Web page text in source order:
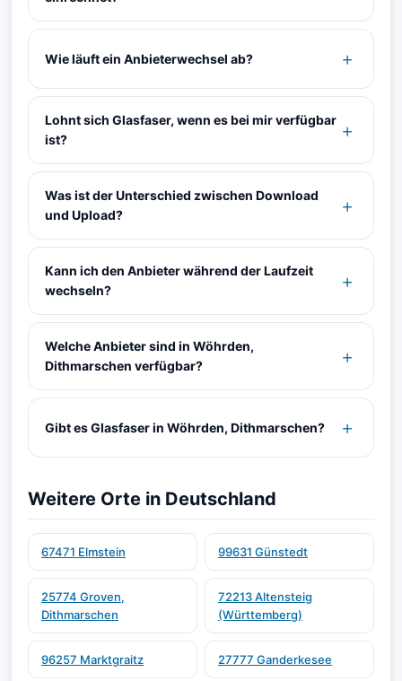
Wie läuft ein Anbieterwechsel ab?
Lohnt sich Glasfaser, wenn es bei mir verfügbar
ist?
Was ist der Unterschied zwischen Download
und Upload?
Kann ich den Anbieter während der Laufzeit
wechseln?
Welche Anbieter sind in Wöhrden,
Dithmarschen verfügbar?
Gibt es Glasfaser in Wöhrden, Dithmarschen?
Weitere Orte in Deutschland
67471 Elmstein 99631 Günstedt
25774 Groven,
Dithmarschen
72213 Altensteig
(Württemberg)
96257 Marktgraitz 27777 Ganderkesee